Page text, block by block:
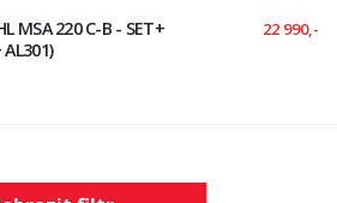
MSA 220 C-B - SET+
AL301)
22 990,-